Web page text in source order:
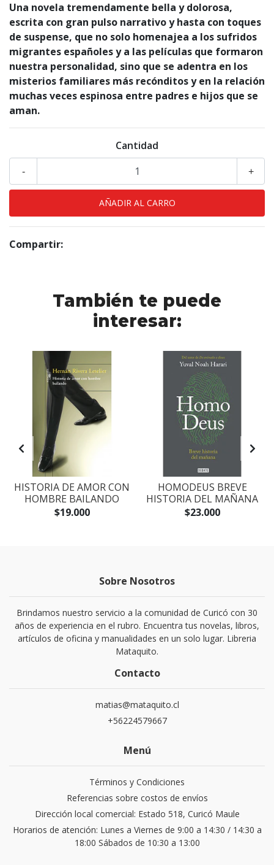
Una novela tremendamente bella y dolorosa,
escrita con gran pulso narrativo y hasta con toques
de suspense, que no solo homenajea a los sufridos
migrantes españoles y a las películas que formaron
nuestra personalidad, sino que se adentra en los
misterios familiares más recónditos y en la relación
muchas veces espinosa entre padres e hijos que se
aman.
Cantidad
+
-
Compartir:
También te puede
interesar:
HISTORIA DE AMOR CON
HOMBRE BAILANDO
$19.000
HOMODEUS BREVE
HISTORIA DEL MAÑANA
$23.000
Sobre Nosotros
Brindamos nuestro servicio a la comunidad de Curicó con 30
años de experiencia en el rubro. Encuentra tus novelas, libros,
artículos de oficina y manualidades en un solo lugar. Libreria
Mataquito.
Contacto
matias@mataquito.cl
+56224579667
Menú
Términos y Condiciones
Referencias sobre costos de envíos
Dirección local comercial: Estado 518, Curicó Maule
Horarios de atención: Lunes a Viernes de 9:00 a 14:30 / 14:30 a
18:00 Sábados de 10:30 a 13:00